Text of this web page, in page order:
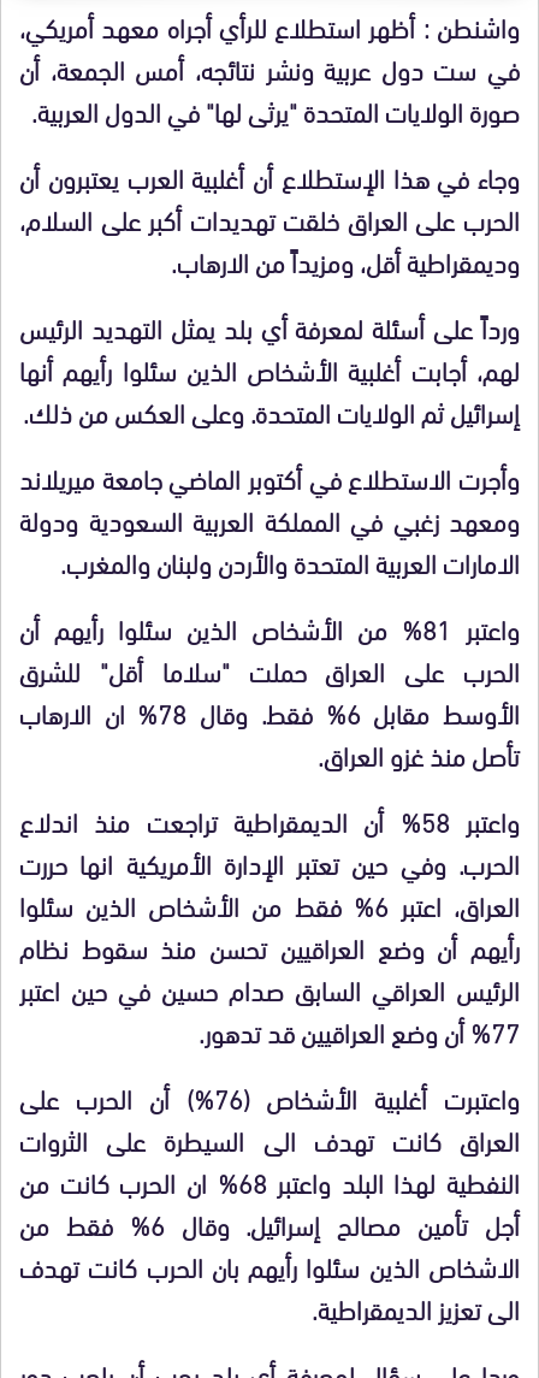
واشنطن : أظهر استطلاع للرأي أجراه معهد أمريكي،
في ست دول عربية ونشر نتائجه، أمس الجمعة، أن
صورة الولايات المتحدة "يرثى لها" في الدول العربية.
وجاء في هذا الإستطلاع أن أغلبية العرب يعتبرون أن
الحرب على العراق خلقت تهديدات أكبر على السلام،
وديمقراطية أقل، ومزيداً من الارهاب.
ورداً على أسئلة لمعرفة أي بلد يمثل التهديد الرئيس
لهم، أجابت أغلبية الأشخاص الذين سئلوا رأيهم أنها
إسرائيل ثم الولايات المتحدة. وعلى العكس من ذلك.
وأجرت الاستطلاع في أكتوبر الماضي جامعة ميريلاند
ومعهد زغبي في المملكة العربية السعودية ودولة
الامارات العربية المتحدة والأردن ولبنان والمغرب.
واعتبر 81% من الأشخاص الذين سئلوا رأيهم أن
الحرب على العراق حملت "سلاما أقل" للشرق
الأوسط مقابل 6% فقط. وقال 78% ان الارهاب
تأصل منذ غزو العراق.
واعتبر 58% أن الديمقراطية تراجعت منذ اندلاع
الحرب. وفي حين تعتبر الإدارة الأمريكية انها حررت
العراق، اعتبر 6% فقط من الأشخاص الذين سئلوا
رأيهم أن وضع العراقيين تحسن منذ سقوط نظام
الرئيس العراقي السابق صدام حسين في حين اعتبر
77% أن وضع العراقيين قد تدهور.
واعتبرت أغلبية الأشخاص (76%) أن الحرب على
العراق كانت تهدف الى السيطرة على الثروات
النفطية لهذا البلد واعتبر 68% ان الحرب كانت من
أجل تأمين مصالح إسرائيل. وقال 6% فقط من
الاشخاص الذين سئلوا رأيهم بان الحرب كانت تهدف
الى تعزيز الديمقراطية.